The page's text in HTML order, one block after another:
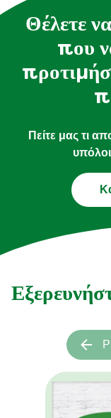
Θέλετε
που
Πείτε μας τι